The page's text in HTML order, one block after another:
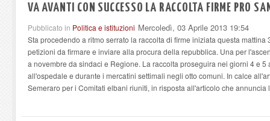
VA AVANTI CON SUCCESSO LA RACCOLTA FIRME PRO
Pubblicato in Politica e istituzioni Mercoledì, 03 Aprile 2013 19:54
Sta procedendo a ritmo serrato la raccolta di firme iniziata questa
petizioni da firmare e inviare alla procura della repubblica. Una per
a novembre da sindaci e Regione. La raccolta proseguira nei giorni 4 e
all'ospedale e durante i mercatini settimali negli otto comuni. In calce
Semeraro per i Comitati elbani riuniti, in risposta all'articolo che annuncia